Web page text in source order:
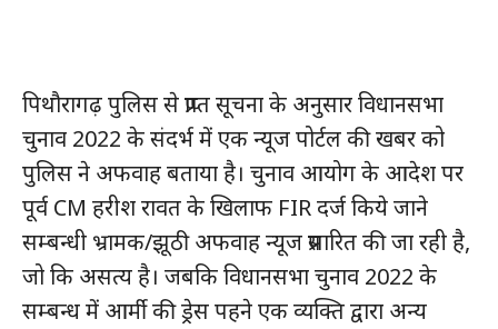
पिथौरागढ़ पुलिस से प्राप्त सूचना के अनुसार विधानसभा
चुनाव 2022 के संदर्भ में एक न्यूज पोर्टल की खबर को
पुलिस ने अफवाह बताया है। चुनाव आयोग के आदेश पर
पूर्व CM हरीश रावत के खिलाफ FIR दर्ज किये जाने
सम्बन्धी भ्रामक/झूठी अफवाह न्यूज प्रसारित की जा रही है,
जो कि असत्य है। जबकि विधानसभा चुनाव 2022 के
सम्बन्ध में आर्मी की ड्रेस पहने एक व्यक्ति द्वारा अन्य